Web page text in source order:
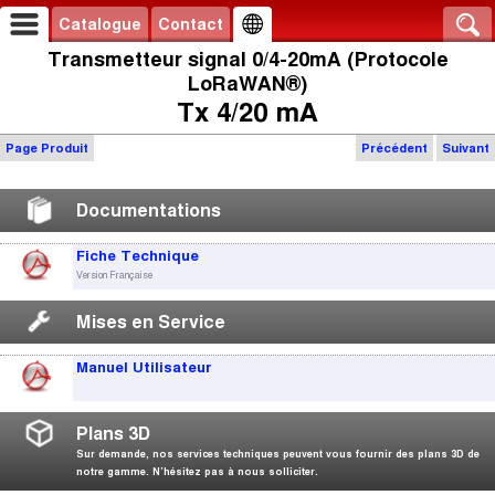
Catalogue Contact
Transmetteur signal 0/4-20mA (Protocole
LoRaWAN®)
Tx 4/20 mA
Précédent Suivant
Page Produit
Documentations
Fiche Technique
Version Française
Mises en Service
Manuel Utilisateur
Plans 3D
Sur demande, nos services techniques peuvent vous fournir des plans 3D de
notre gamme. N’hésitez pas à nous solliciter.